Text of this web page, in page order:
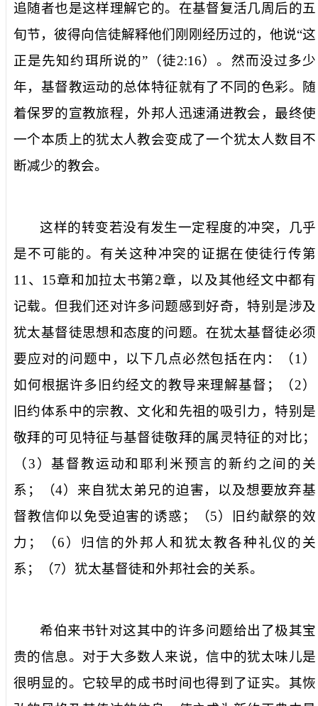
追随者也是这样理解它的。在基督复活几周后的五
旬节，彼得向信徒解释他们刚刚经历过的，他说“这
正是先知约珥所说的”（徒2:16）。然而没过多少
年，基督教运动的总体特征就有了不同的色彩。随
着保罗的宣教旅程，外邦人迅速涌进教会，最终使
一个本质上的犹太人教会变成了一个犹太人数目不
断减少的教会。
这样的转变若没有发生一定程度的冲突，几乎
是不可能的。有关这种冲突的证据在使徒行传第
11 、 15章和加拉太书第2章，以及其他经文中都有
记载。但我们还对许多问题感到好奇，特别是涉及
犹太基督徒思想和态度的问题。在犹太基督徒必须
要应对的问题中，以下几点必然包括在内：（1 ）
如何根据许多旧约经文的教导来理解基督；（2）
旧约体系中的宗教、文化和先祖的吸引力，特别是
敬拜的可见特征与基督徒敬拜的属灵特征的对比；
（ 3 ）基督教运动和耶利米预言的新约之间的关
系；（4）来自犹太弟兄的迫害，以及想要放弃基
督教信仰以免受迫害的诱惑；（5）旧约献祭的效
力；（6 ）归信的外邦人和犹太教各种礼仪的关
系；（7）犹太基督徒和外邦社会的关系。
希伯来书针对这其中的许多问题给出了极其宝
贵的信息。对于大多数人来说，信中的犹太味儿是
很明显的。它较早的成书时间也得到了证实。其恢